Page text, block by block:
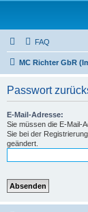
FAQ
MC Richter GbR
Passwort
E-Mail-Adresse:
Sie müssen die E-Mail-
Sie bei der
geändert.